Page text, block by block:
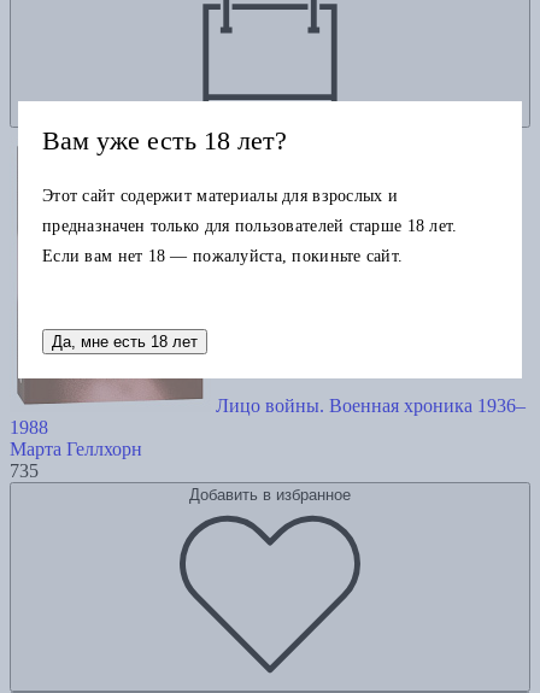
Лицо войны. Военная хроника 1936–
1988
Марта Геллхорн
735
Добавить в избранное
Вам уже есть 18 лет?
Этот сайт содержит материалы для взрослых и
предназначен только для пользователей старше 18 лет.
Если вам нет 18 — пожалуйста, покиньте сайт.
Да, мне есть 18 лет